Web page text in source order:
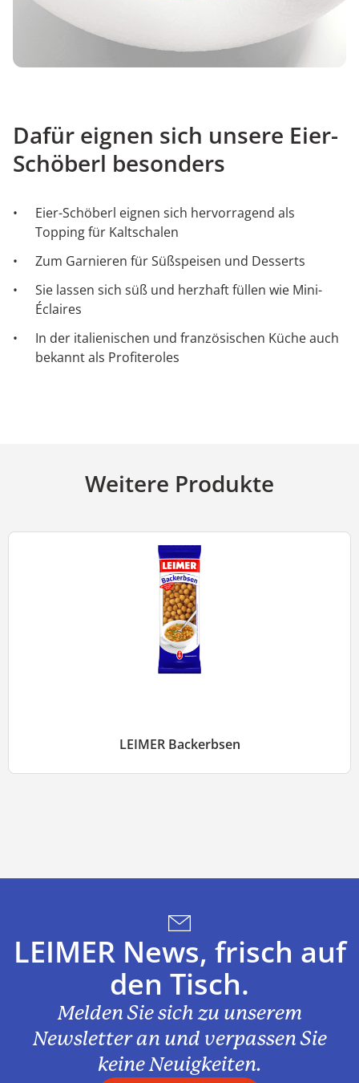
Dafür eignen sich unsere Eier-
Schöberl besonders
Eier-Schöberl eignen sich hervorragend als
Topping für Kaltschalen
Zum Garnieren für Süßspeisen und Desserts
Sie lassen sich süß und herzhaft füllen wie Mini-
Éclaires
In der italienischen und französischen Küche auch
bekannt als Profiteroles
Weitere Produkte
LEIMER Backerbsen
LEIMER News, frisch auf
den Tisch.
Melden Sie sich zu unserem
Newsletter an und verpassen Sie
keine Neuigkeiten.